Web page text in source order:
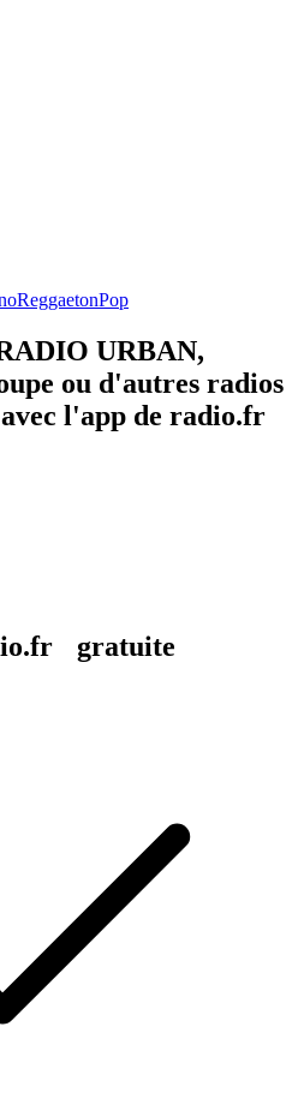
ReggaetonPop
URBAN,
ou d'autres radios
l'app de radio.fr
gratuite